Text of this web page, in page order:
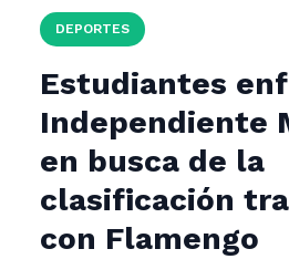
DEPORTES
Estudiantes
Independiente
en busca de la
clasificación
con Flamengo